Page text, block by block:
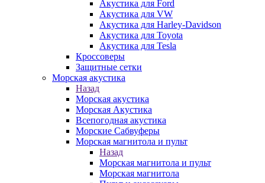
Акустика для Ford
Акустика для VW
Акустика для Harley-Davidson
Акустика для Toyota
Акустика для Tesla
Кроссоверы
Защитные сетки
Морская акустика
Назад
Морская акустика
Морская Акустика
Всепогодная акустика
Морские Сабвуферы
Морская магнитола и пульт
Назад
Морская магнитола и пульт
Морская магнитола